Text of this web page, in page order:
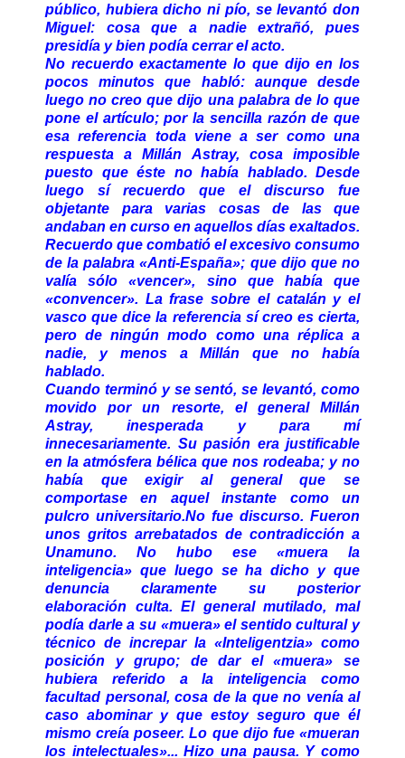
público, hubiera dicho ni pío, se levantó don
Miguel: cosa que a nadie extrañó, pues
presidía y bien podía cerrar el acto.
No recuerdo exactamente lo que dijo en los
pocos minutos que habló: aunque desde
luego no creo que dijo una palabra de lo que
pone el artículo; por la sencilla razón de que
esa referencia toda viene a ser como una
respuesta a Millán Astray, cosa imposible
puesto que éste no había hablado. Desde
luego sí recuerdo que el discurso fue
objetante para varias cosas de las que
andaban en curso en aquellos días exaltados.
Recuerdo que combatió el excesivo consumo
de la palabra «Anti-España»; que dijo que no
valía sólo «vencer», sino que había que
«convencer». La frase sobre el catalán y el
vasco que dice la referencia sí creo es cierta,
pero de ningún modo como una réplica a
nadie, y menos a Millán que no había
hablado.
Cuando terminó y se sentó, se levantó, como
movido por un resorte, el general Millán
Astray, inesperada y para mí
innecesariamente. Su pasión era justificable
en la atmósfera bélica que nos rodeaba; y no
había que exigir al general que se
comportase en aquel instante como un
pulcro universitario.No fue discurso. Fueron
unos gritos arrebatados de contradicción a
Unamuno. No hubo ese «muera la
inteligencia» que luego se ha dicho y que
denuncia claramente su posterior
elaboración culta. El general mutilado, mal
podía darle a su «muera» el sentido cultural y
técnico de increpar la «Inteligentzia» como
posición y grupo; de dar el «muera» se
hubiera referido a la inteligencia como
facultad personal, cosa de la que no venía al
caso abominar y que estoy seguro que él
mismo creía poseer. Lo que dijo fue «mueran
los intelectuales»... Hizo una pausa. Y como